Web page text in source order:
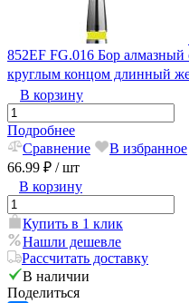
852EF FG.016 Бор алмазный
круглым концом длинный
В корзину
Подробнее
Сравнение
В избранное
66.99 ₽ / шт
В корзину
Купить в 1 клик
Нашли дешевле
Рассчитать доставку
В наличии
Поделиться